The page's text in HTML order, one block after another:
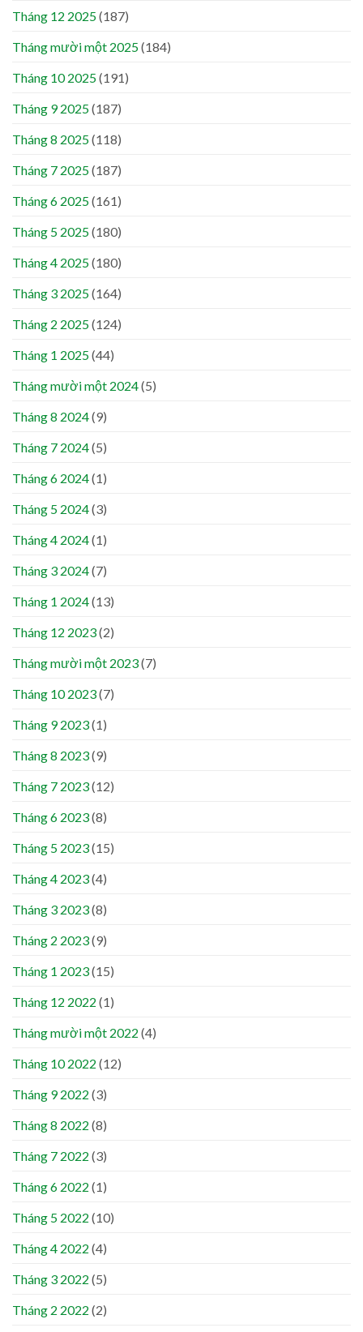
Tháng 12 2025(187)
Tháng mười một 2025(184)
Tháng 10 2025(191)
Tháng 9 2025(187)
Tháng 8 2025(118)
Tháng 7 2025(187)
Tháng 6 2025(161)
Tháng 5 2025(180)
Tháng 4 2025(180)
Tháng 3 2025(164)
Tháng 2 2025(124)
Tháng 1 2025(44)
Tháng mười một 2024(5)
Tháng 8 2024(9)
Tháng 7 2024(5)
Tháng 6 2024(1)
Tháng 5 2024(3)
Tháng 4 2024(1)
Tháng 3 2024(7)
Tháng 1 2024(13)
Tháng 12 2023(2)
Tháng mười một 2023(7)
Tháng 10 2023(7)
Tháng 9 2023(1)
Tháng 8 2023(9)
Tháng 7 2023(12)
Tháng 6 2023(8)
Tháng 5 2023(15)
Tháng 4 2023(4)
Tháng 3 2023(8)
Tháng 2 2023(9)
Tháng 1 2023(15)
Tháng 12 2022 (1)
Tháng mười một 2022 (4)
Tháng 10 2022 (12)
Tháng 9 2022 (3)
Tháng 8 2022 (8)
Tháng 7 2022 (3)
Tháng 6 2022 (1)
Tháng 5 2022 (10)
Tháng 4 2022 (4)
Tháng 3 2022 (5)
Tháng 2 2022 (2)